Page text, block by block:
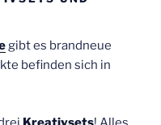
gibt es brandneue
befinden sich in